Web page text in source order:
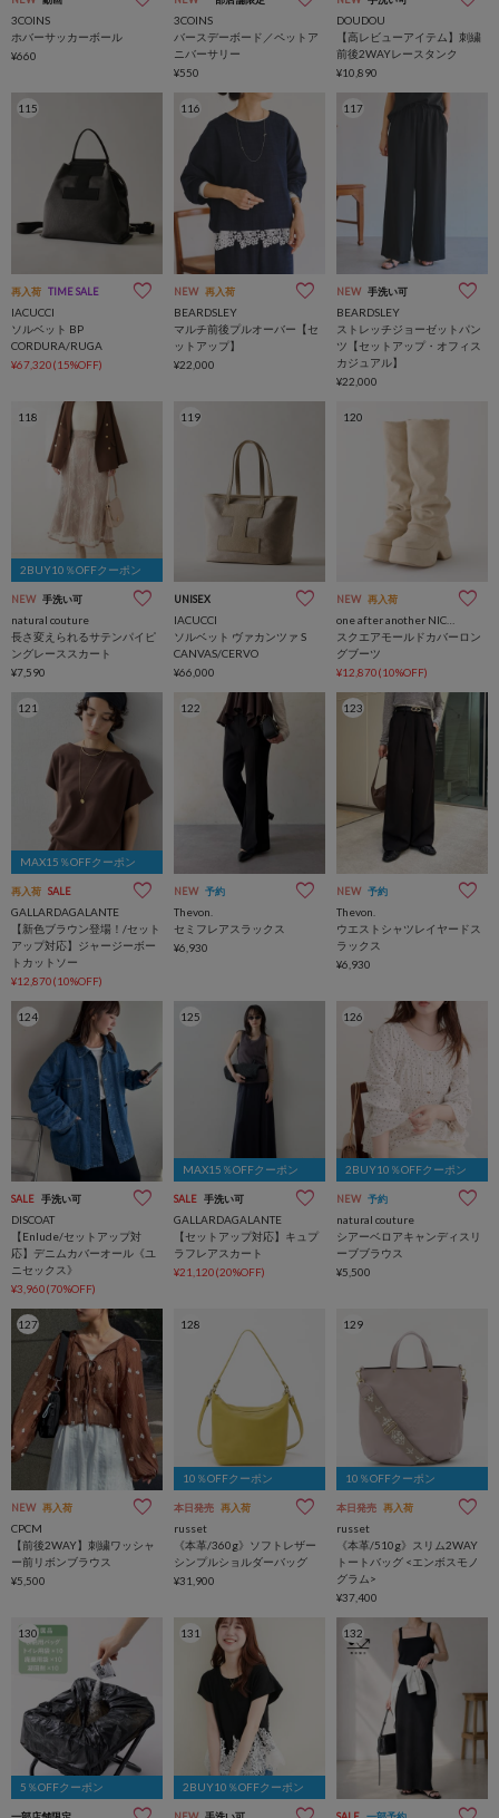
3COINS
ホバーサッカーボール
¥660
3COINS
バースデーボード／ペットア
ニバーサリー
¥550
DOUDOU
【高レビューアイテム】刺繍
前後2WAYレースタンク
¥10,890
115
再入荷 TIME SALE
IACUCCI
ソルベット BP
CORDURA/RUGA
¥67,320(15%OFF)
116
NEW 再入荷
BEARDSLEY
マルチ前後プルオーバー【セ
ットアップ】
¥22,000
117
NEW 手洗い可
BEARDSLEY
ストレッチジョーゼットパン
ツ【セットアップ・オフィス
カジュアル】
¥22,000
118
2BUY10％OFFクーポン
NEW 手洗い可
natural couture
長さ変えられるサテンパイピ
ングレーススカート
¥7,590
119
UNISEX
IACUCCI
ソルベット ヴァカンツァ S
CANVAS/CERVO
¥66,000
120
NEW 再入荷
スクエアモールドカバーロン
グブーツ
¥12,870(10%OFF)
121
MAX15％OFFクーポン
再入荷 SALE
GALLARDAGALANTE
【新色ブラウン登場！/セット
アップ対応】ジャージーボー
トカットソー
¥12,870(10%OFF)
122
NEW 予約
Thevon.
セミフレアスラックス
¥6,930
123
NEW 予約
Thevon.
ウエストシャツレイヤードス
ラックス
¥6,930
124
SALE 手洗い可
DISCOAT
【Enlude/セットアップ対
応】デニムカバーオール《ユ
ニセックス》
¥3,960(70%OFF)
125
MAX15％OFFクーポン
SALE 手洗い可
GALLARDAGALANTE
【セットアップ対応】キュプ
ラフレアスカート
¥21,120(20%OFF)
126
2BUY10％OFFクーポン
NEW 予約
natural couture
シアーベロアキャンディスリ
ーブブラウス
¥5,500
127
NEW 再入荷
CPCM
【前後2WAY】刺繍ワッシャ
ー前リボンブラウス
¥5,500
128
10％OFFクーポン
本日発売 再入荷
russet
《本革/360g》ソフトレザー
シンプルショルダーバッグ
¥31,900
129
10％OFFクーポン
本日発売 再入荷
russet
《本革/510g》スリム2WAY
トートバッグ <エンボスモノ
グラム>
¥37,400
130
5％OFFクーポン
131
2BUY10％OFFクーポン
132